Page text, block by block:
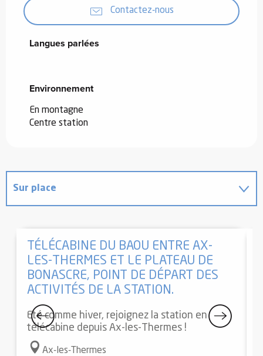
Contactez-nous
Langues parlées
Langues parlées
Environnement
Environnement
En montagne
Centre station
Sur place
TÉLÉCABINE DU BAOU ENTRE AX-
LES-THERMES ET LE PLATEAU DE
BONASCRE, POINT DE DÉPART DES
ACTIVITÉS DE LA STATION.
Eté comme hiver, rejoignez la station en
télécabine depuis Ax-les-Thermes !
Ax-les-Thermes